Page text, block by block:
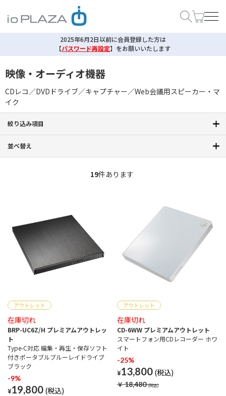
2025年6月2日以前に会員登録した方は
【パスワード再設定】 をお願いいたします
映像・オーディオ機器
CDレコ／DVDドライブ／キャプチャー／Web会議用スピーカー・マ
イク
絞り込み項目
並べ替え
19件あります
在庫切れ
BRP-UC6Z/H プレミアムアウトレッ
ト
Type-C対応 編集・再生・保存ソフト
付きポータブルブルーレイドライブ
ブラック
-9%
¥19,800
在庫切れ
CD-6WW プレミアムアウトレット
スマートフォン用CDレコーダー ホワ
イト
-25%
¥13,800
￥18,480